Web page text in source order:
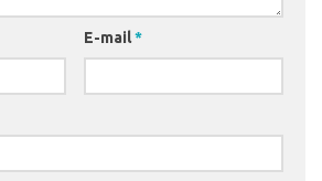
E-mail*